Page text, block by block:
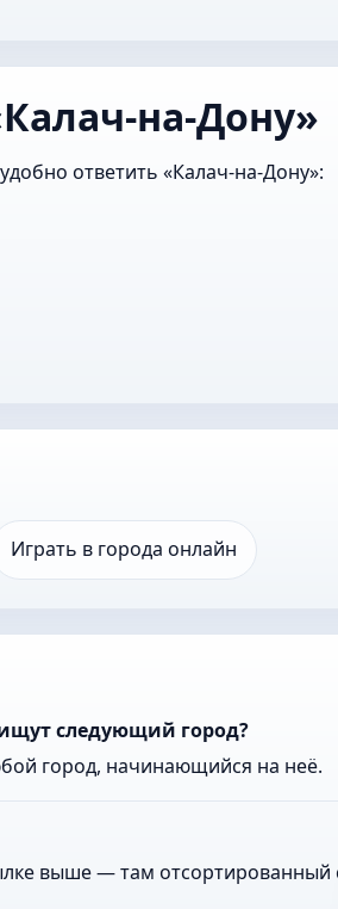
на-Дону»
ответить «Калач-на-Дону»:
Играть в города онлайн
следующий город?
город, начинающийся на неё.
выше — там отсортированный